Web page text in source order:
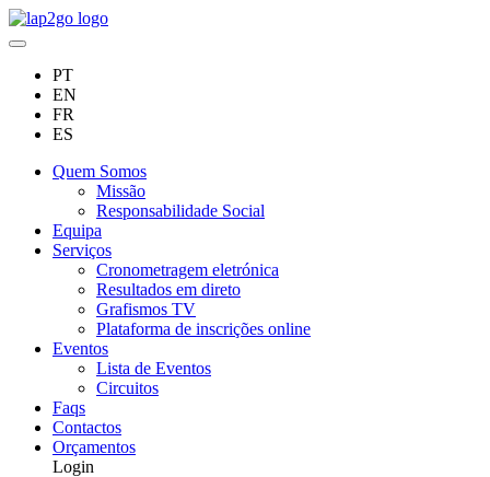
PT
EN
FR
ES
Quem Somos
Missão
Responsabilidade Social
Equipa
Serviços
Cronometragem eletrónica
Resultados em direto
Grafismos TV
Plataforma de inscrições online
Eventos
Lista de Eventos
Circuitos
Faqs
Contactos
Orçamentos
Login